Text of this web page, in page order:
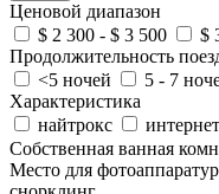
Ценовой диапазон
$ 2 300 - $ 3 500
$
Продолжительность
<5 ночей
5 - 7
Характеристика
найтрокс
интернет
Собственная ванная
Место для